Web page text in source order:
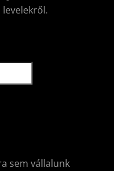
sem vállalunk